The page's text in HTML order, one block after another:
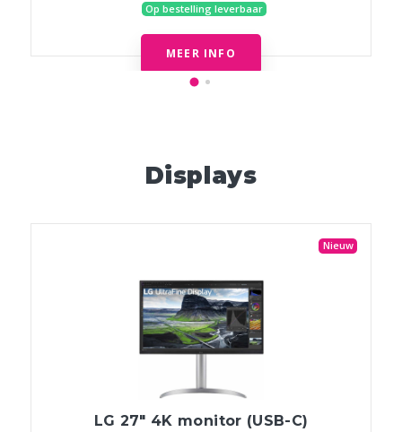
Op bestelling leverbaar
MEER INFO
Displays
Nieuw
LG 27" 4K monitor (USB-C)